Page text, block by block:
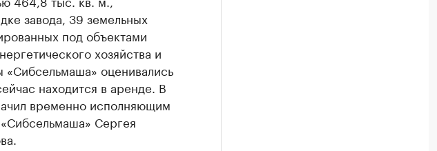
завода, 39 земельных
под объектами
хозяйства и
оценивались
находится в аренде. В
временно исполняющим
Сергея